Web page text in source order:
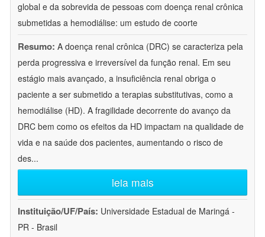
global e da sobrevida de pessoas com doença renal crônica
submetidas a hemodiálise: um estudo de coorte
Resumo: A doença renal crônica (DRC) se caracteriza pela
perda progressiva e irreversível da função renal. Em seu
estágio mais avançado, a insuficiência renal obriga o
paciente a ser submetido a terapias substitutivas, como a
hemodiálise (HD). A fragilidade decorrente do avanço da
DRC bem como os efeitos da HD impactam na qualidade de
vida e na saúde dos pacientes, aumentando o risco de
des...
leia mais
Instituição/UF/País: Universidade Estadual de Maringá -
PR - Brasil